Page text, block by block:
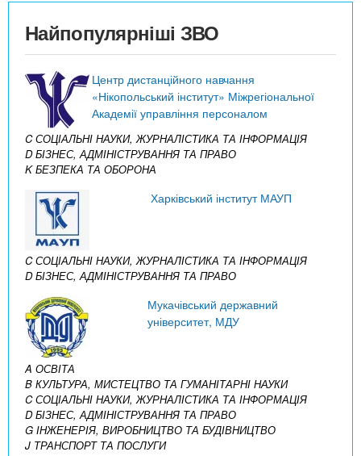
Найпопулярніші ЗВО
Центр дистанційного навчання
«Нікопольський інститут» Міжрегіональної
Академії управління персоналом
C СОЦІАЛЬНІ НАУКИ, ЖУРНАЛІСТИКА ТА ІНФОРМАЦІЯ
D БІЗНЕС, АДМІНІСТРУВАННЯ ТА ПРАВО
K БЕЗПЕКА ТА ОБОРОНА
Харківський інститут МАУП
C СОЦІАЛЬНІ НАУКИ, ЖУРНАЛІСТИКА ТА ІНФОРМАЦІЯ
D БІЗНЕС, АДМІНІСТРУВАННЯ ТА ПРАВО
Мукачівський державний
університет, МДУ
A ОСВІТА
B КУЛЬТУРА, МИСТЕЦТВО ТА ГУМАНІТАРНІ НАУКИ
C СОЦІАЛЬНІ НАУКИ, ЖУРНАЛІСТИКА ТА ІНФОРМАЦІЯ
D БІЗНЕС, АДМІНІСТРУВАННЯ ТА ПРАВО
G ІНЖЕНЕРІЯ, ВИРОБНИЦТВО ТА БУДІВНИЦТВО
J ТРАНСПОРТ ТА ПОСЛУГИ